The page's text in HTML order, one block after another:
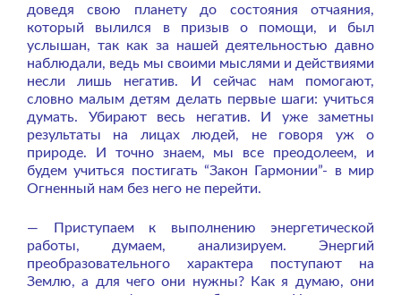
доведя свою планету до состояния отчаяния,
который вылился в призыв о помощи, и был
услышан, так как за нашей деятельностью давно
наблюдали, ведь мы своими мыслями и действиями
несли лишь негатив. И сейчас нам помогают,
словно малым детям делать первые шаги: учиться
думать. Убирают весь негатив. И уже заметны
результаты на лицах людей, не говоря уж о
природе. И точно знаем, мы все преодолеем, и
будем учиться постигать “Закон Гармонии”- в мир
Огненный нам без него не перейти.
— Приступаем к выполнению энергетической
работы, думаем, анализируем. Энергий
преобразовательного характера поступают на
Землю, а для чего они нужны? Как я думаю, они